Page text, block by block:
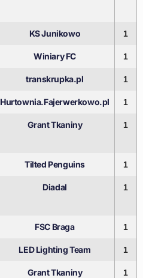
KS Junikowo 1
Winiary FC 1
transkrupka.pl 1
Hurtownia.Fajerwerkowo.pl 1
Grant Tkaniny 1
Tilted Penguins 1
Diadal 1
FSC Braga 1
LED Lighting Team 1
Grant Tkaniny 1